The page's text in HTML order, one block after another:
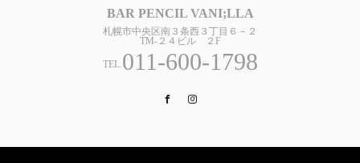
BAR PENCIL VANI;LLA
札幌市中央区南３条西３丁目６－２
TM-２４ビル ２F
TEL.011-600-1798
Facebook